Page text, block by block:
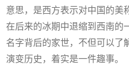
意思，是西方表示对中国的美
在后来的冰期中退缩到西南的
名字背后的家世，不但可以了
演变历史，着实是一件趣事。